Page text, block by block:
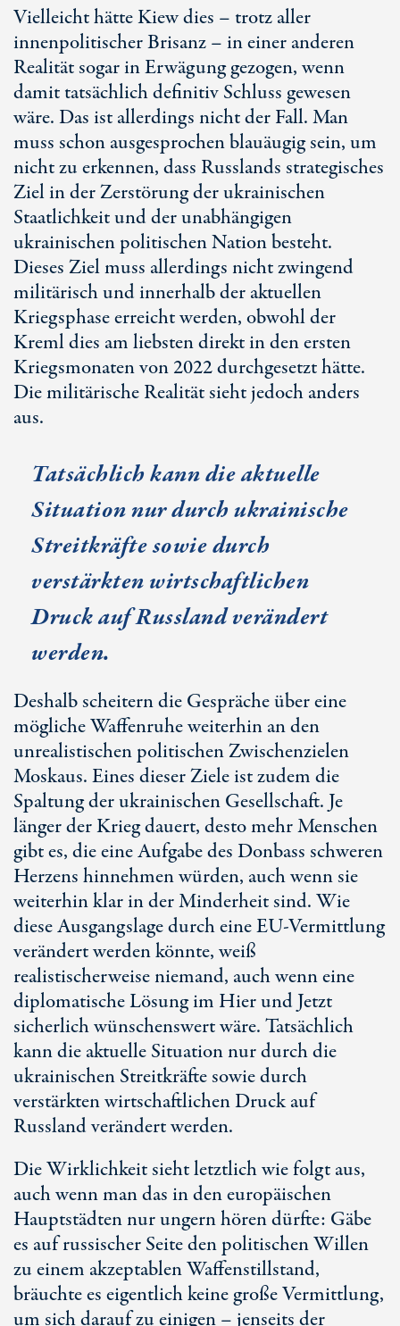
Vielleicht hätte Kiew dies – trotz aller
innenpolitischer Brisanz – in einer anderen
Realität sogar in Erwägung gezogen, wenn
damit tatsächlich definitiv Schluss gewesen
wäre. Das ist allerdings nicht der Fall. Man
muss schon ausgesprochen blauäugig sein, um
nicht zu erkennen, dass Russlands strategisches
Ziel in der Zerstörung der ukrainischen
Staatlichkeit und der unabhängigen
ukrainischen politischen Nation besteht.
Dieses Ziel muss allerdings nicht zwingend
militärisch und innerhalb der aktuellen
Kriegsphase erreicht werden, obwohl der
Kreml dies am liebsten direkt in den ersten
Kriegsmonaten von 2022 durchgesetzt hätte.
Die militärische Realität sieht jedoch anders
aus.
Tatsächlich kann die aktuelle
Situation nur durch ukrainische
Streitkräfte sowie durch
verstärkten wirtschaftlichen
Druck auf Russland verändert
werden.
Deshalb scheitern die Gespräche über eine
mögliche Waffenruhe weiterhin an den
unrealistischen politischen Zwischenzielen
Moskaus. Eines dieser Ziele ist zudem die
Spaltung der ukrainischen Gesellschaft. Je
länger der Krieg dauert, desto mehr Menschen
gibt es, die eine Aufgabe des Donbass schweren
Herzens hinnehmen würden, auch wenn sie
weiterhin klar in der Minderheit sind. Wie
diese Ausgangslage durch eine EU-Vermittlung
verändert werden könnte, weiß
realistischerweise niemand, auch wenn eine
diplomatische Lösung im Hier und Jetzt
sicherlich wünschenswert wäre. Tatsächlich
kann die aktuelle Situation nur durch die
ukrainischen Streitkräfte sowie durch
verstärkten wirtschaftlichen Druck auf
Russland verändert werden.
Die Wirklichkeit sieht letztlich wie folgt aus,
auch wenn man das in den europäischen
Hauptstädten nur ungern hören dürfte: Gäbe
es auf russischer Seite den politischen Willen
zu einem akzeptablen Waffenstillstand,
bräuchte es eigentlich keine große Vermittlung,
um sich darauf zu einigen – jenseits der